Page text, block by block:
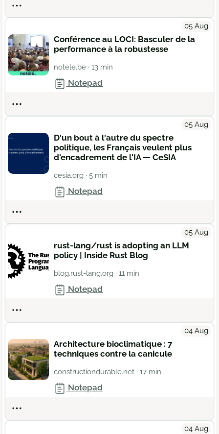
05 Aug
Conférence au LOCI: Basculer de la
performance à la robustesse
notele.be · 13 min
Notepad
05 Aug
D'un bout à l'autre du spectre
politique, les Français veulent plus
d'encadrement de l'IA — CeSIA
cesia.org · 5 min
Notepad
05 Aug
rust-lang/rust is adopting an LLM
policy | Inside Rust Blog
blog.rust-lang.org · 11 min
Notepad
04 Aug
Architecture bioclimatique : 7
techniques contre la canicule
constructiondurable.net · 17 min
Notepad
04 Aug